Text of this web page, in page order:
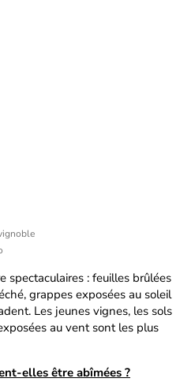
spectaculaires : feuilles brûlées
grappes exposées au soleil
Les jeunes vignes, les sols
au vent sont les plus
elles être abîmées ?